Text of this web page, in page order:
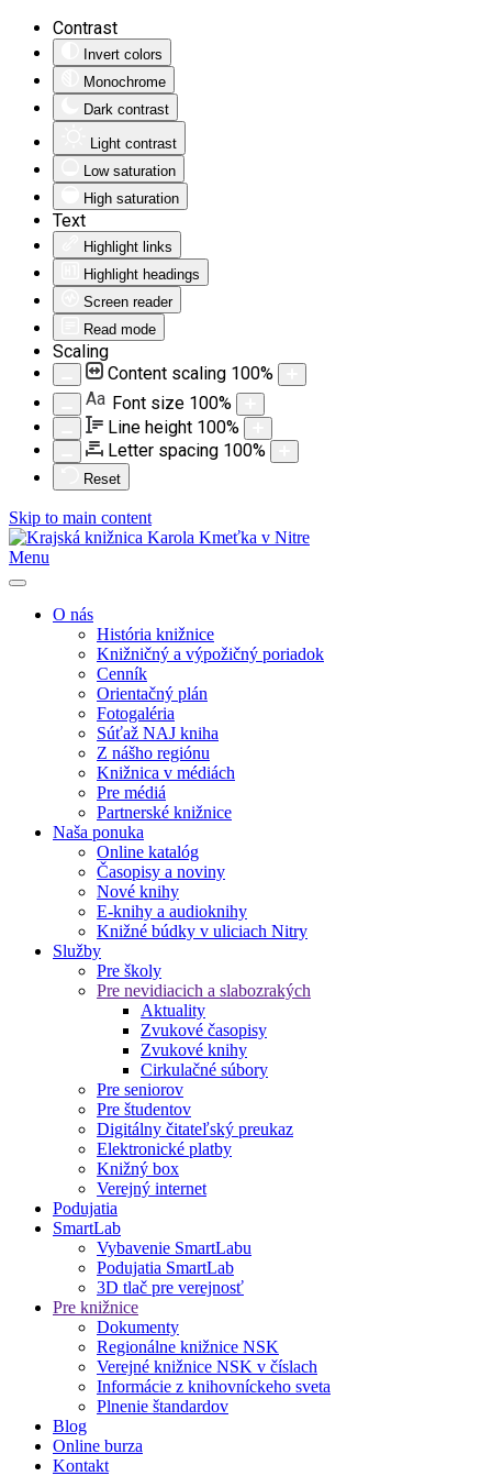
Contrast
Invert colors
Monochrome
Dark contrast
Light contrast
Low saturation
High saturation
Text
Highlight links
Highlight headings
Screen reader
Read mode
Scaling
Content scaling 100%
Aa Font size 100%
Line height 100%
Letter spacing 100%
Reset
Skip to main content
Menu
O nás
História knižnice
Knižničný a výpožičný poriadok
Cenník
Orientačný plán
Fotogaléria
Súťaž NAJ kniha
Z nášho regiónu
Knižnica v médiách
Pre médiá
Partnerské knižnice
Naša ponuka
Online katalóg
Časopisy a noviny
Nové knihy
E-knihy a audioknihy
Knižné búdky v uliciach Nitry
Služby
Pre školy
Pre nevidiacich a slabozrakých
Aktuality
Zvukové časopisy
Zvukové knihy
Cirkulačné súbory
Pre seniorov
Pre študentov
Digitálny čitateľský preukaz
Elektronické platby
Knižný box
Verejný internet
Podujatia
SmartLab
Vybavenie SmartLabu
Podujatia SmartLab
3D tlač pre verejnosť
Pre knižnice
Dokumenty
Regionálne knižnice NSK
Verejné knižnice NSK v číslach
Informácie z knihovníckeho sveta
Plnenie štandardov
Blog
Online burza
Kontakt